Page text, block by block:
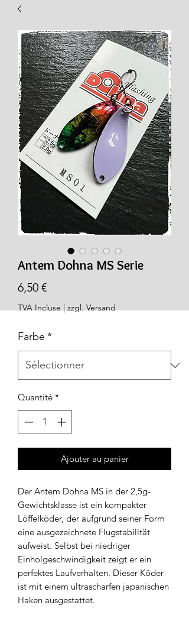
Antem Dohna MS Serie
6,50 €Prix
TVA Incluse | zzgl. Versand
Farbe *
Quantité *
Ajouter au panier
Der Antem Dohna MS in der 2,5g-
Gewichtsklasse ist ein kompakter
Löffelköder, der aufgrund seiner Form
eine ausgezeichnete Flugstabilität
aufweist. Selbst bei niedriger
Einholgeschwindigkeit zeigt er ein
perfektes Laufverhalten. Dieser Köder
ist mit einem ultrascharfen japanischen
Haken ausgestattet.